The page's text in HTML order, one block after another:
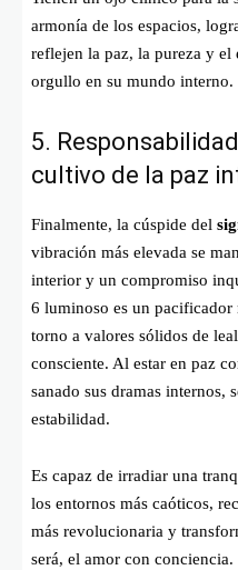
armonía de los espacios,
reflejen la paz, la pureza y
orgullo en su mundo interno.
5.
cultivo de la paz
Finalmente, la cúspide del
vibración más elevada se
interior y un compromiso
6 luminoso es un pacificador
torno a valores sólidos de
consciente. Al estar en paz
sanado sus dramas internos,
estabilidad.
Es capaz de irradiar una
los entornos más caóticos,
más revolucionaria y
será, el amor con conciencia.